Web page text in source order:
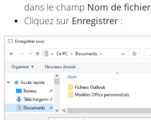
dans le champ Nom de fichier
Cliquez sur Enregistrer :